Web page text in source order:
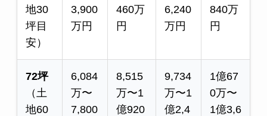
地30
坪目
安）
3,900
万円
460万
円
6,240
万円
840万
円
72坪
（土
地60
6,084
万〜
7,800
8,515
万〜1
億920
9,734
万〜1
億2,4
1億67
0万〜
1億3,6